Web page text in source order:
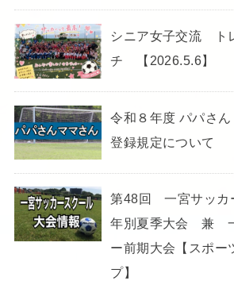
シニア女子交流 ト
チ 【2026.5.6】
令和８年度 パパさ
登録規定について
第48回 一宮サッ
年別夏季大会 兼
ー前期大会【スポー
プ】